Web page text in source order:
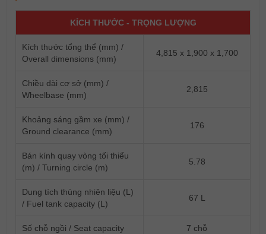
KÍCH THƯỚC - TRỌNG LƯỢNG
Kích thước tổng thể (mm) /
Overall dimensions (mm)
4,815 x 1,900 x 1,700
Chiều dài cơ sở (mm) /
Wheelbase (mm)
2,815
Khoảng sáng gầm xe (mm) /
Ground clearance (mm)
176
Bán kính quay vòng tối thiểu
(m) / Turning circle (m)
5.78
Dung tích thùng nhiên liệu (L)
/ Fuel tank capacity (L)
67 L
Số chỗ ngồi / Seat capacity 7 chỗ